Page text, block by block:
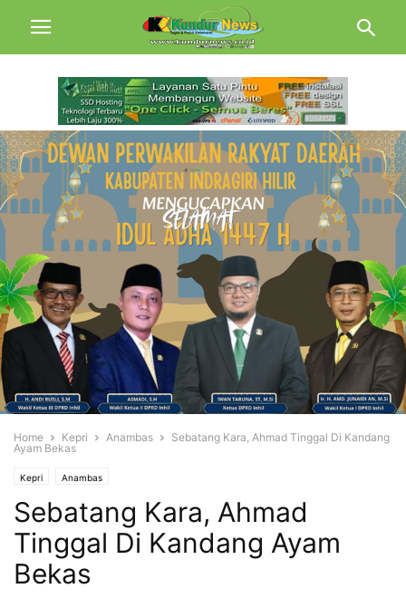
Home Kepri Anambas
Sebatang Kara, Ahmad Tinggal Di Kandang
Ayam Bekas
Kepri Anambas
Sebatang Kara, Ahmad
Tinggal Di Kandang Ayam
Bekas